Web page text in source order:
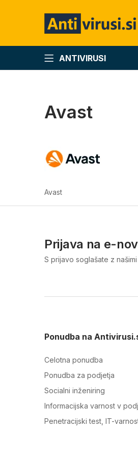
ANTIVIRUSI
Avast
Avast
Prijava na e-
S prijavo soglašate z
Ponudba na
Celotna ponudba
Ponudba za podjetja
Socialni inženiring
Informacijska varnost v
Penetracijski test, IT-